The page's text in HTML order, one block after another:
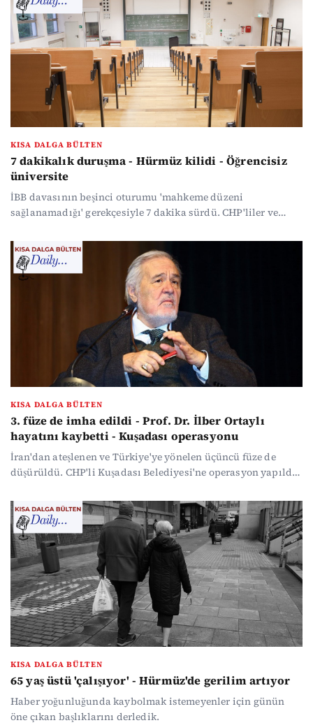
kazandı...
KISA DALGA BÜLTEN
7 dakikalık duruşma - Hürmüz kilidi - Öğrencisiz
üniversite
İBB davasının beşinci oturumu 'mahkeme düzeni
sağlanamadığı' gerekçesiyle 7 dakika sürdü. CHP'liler ve
Trump, Hürmüz için NATO ülkelerinden yardım istedi ve
tehdit etti. Bayrama sayılı günler kala bir dilim baklavanın
fiyatı 80 lira oldu...
KISA DALGA BÜLTEN
3. füze de imha edildi - Prof. Dr. İlber Ortaylı
hayatını kaybetti - Kuşadası operasyonu
İran'dan ateşlenen ve Türkiye'ye yönelen üçüncü füze de
düşürüldü. CHP'li Kuşadası Belediyesi'ne operasyon yapıldı,
kavurmadan İngiliz atı çıktı... SGK, 12 bin 209 kişinin
emekliliğini iptal etti.
KISA DALGA BÜLTEN
65 yaş üstü 'çalışıyor' - Hürmüz'de gerilim artıyor
Haber yoğunluğunda kaybolmak istemeyenler için günün
öne çıkan başlıklarını derledik.